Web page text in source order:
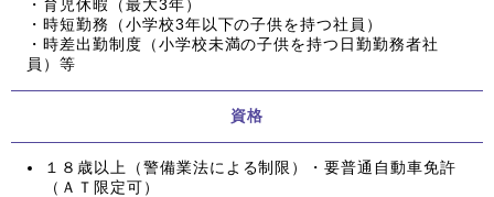
・育児休暇（最大3年）
・時短勤務（小学校3年以下の子供を持つ社員）
・時差出勤制度（小学校未満の子供を持つ日勤勤務者社
員）等
資格
１８歳以上（警備業法による制限）・要普通自動車免許
（ＡＴ限定可）